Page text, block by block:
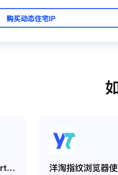
购买动态住宅IP
VMlogin平台使用Smartproxy教程